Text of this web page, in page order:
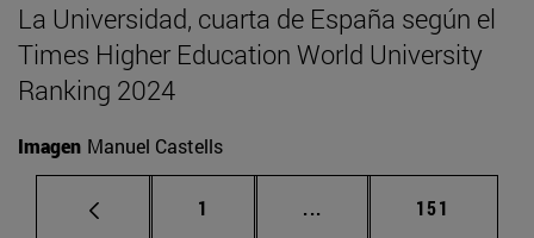
La Universidad, cuarta de España según el
Times Higher Education World University
Ranking 2024
Imagen Manuel Castells
Página
1 ... Páginas intermedias
Página
151